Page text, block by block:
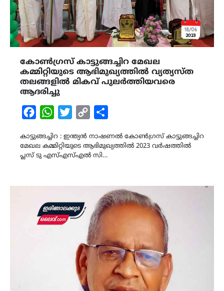
കോൺഗ്രസ് കാട്ടുങ്ങച്ചിറ മേഖല
കമ്മിറ്റിയുടെ ആഭിമുഖ്യത്തിൽ വ്യത്യസ്ത
തലങ്ങളിൽ മികവ് പുലർത്തിയവരെ
ആദരിച്ചു
FacebookWhatsAppTwitterCopy
കാട്ടുങ്ങച്ചിറ : ഇന്ത്യൻ നാഷണൽ കോൺഗ്രസ് കാട്ടുങ്ങച്ചിറ
മേഖല കമ്മിറ്റിയുടെ ആഭിമുഖ്യത്തിൽ 2023 വർഷത്തിൽ
പ്ലസ് ടു എസ്എസ്എൽ സി…